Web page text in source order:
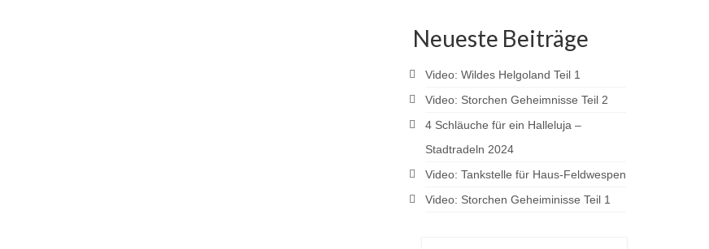
Neueste Beiträge
Video: Wildes Helgoland Teil 1
Video: Storchen Geheimnisse Teil 2
4 Schläuche für ein Halleluja –
Stadtradeln 2024
Video: Tankstelle für Haus-Feldwespen
Video: Storchen Geheiminisse Teil 1